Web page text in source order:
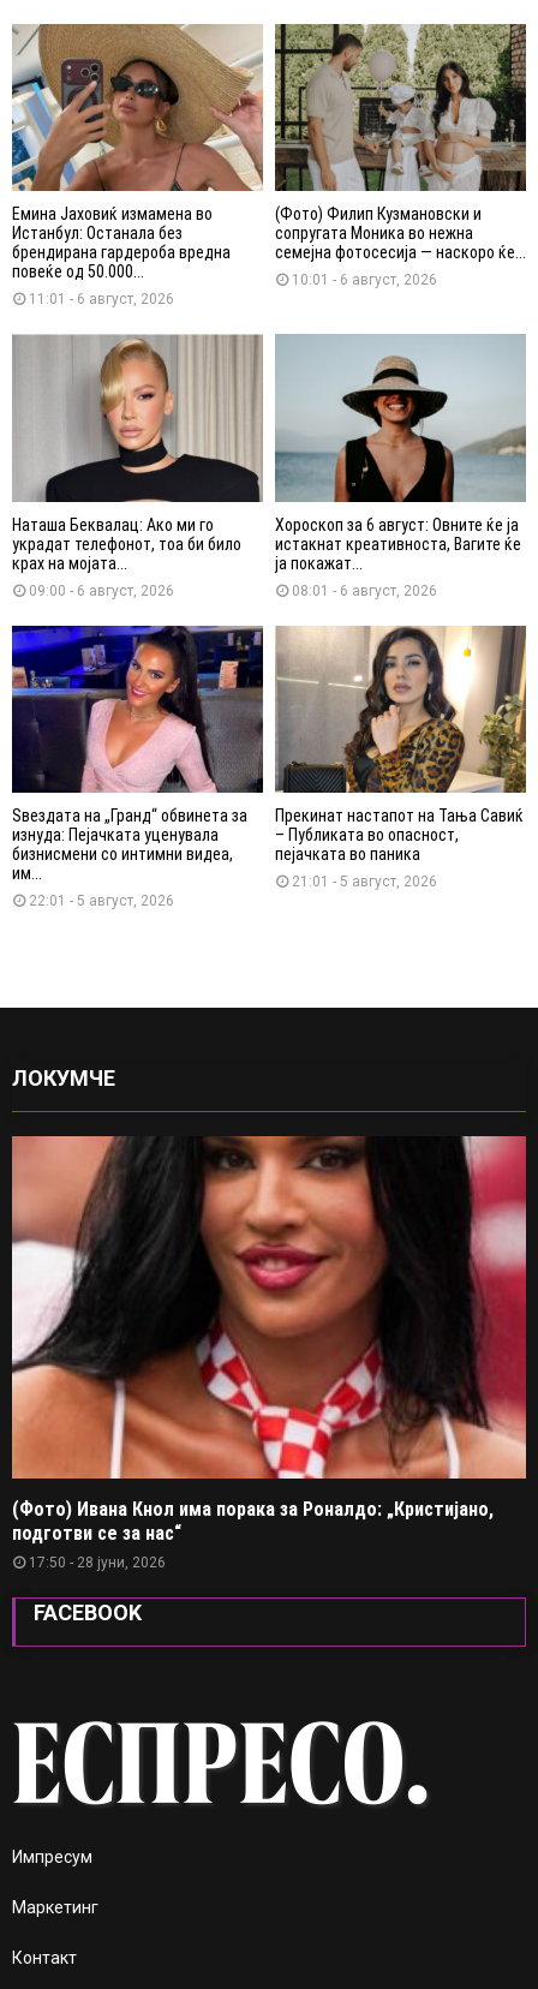
Емина Јаховиќ измамена во
Истанбул: Останала без
брендирана гардероба вредна
повеќе од 50.000...
11:01 - 6 август, 2026
(Фото) Филип Кузмановски и
сопругата Моника во нежна
семејна фотосесија — наскоро ќе...
10:01 - 6 август, 2026
Наташа Беквалац: Ако ми го
украдат телефонот, тоа би било
крах на мојата...
09:00 - 6 август, 2026
Хороскоп за 6 август: Овните ќе ја
истакнат креативноста, Вагите ќе
ја покажат...
08:01 - 6 август, 2026
Ѕвездата на „Гранд“ обвинета за
изнуда: Пејачката уценувала
бизнисмени со интимни видеа,
им...
22:01 - 5 август, 2026
Прекинат настапот на Тања Савиќ
– Публиката во опасност,
пејачката во паника
21:01 - 5 август, 2026
ЛОКУМЧЕ
(Фото) Ивана Кнол има порака за Роналдо: „Кристијано,
подготви се за нас“
17:50 - 28 јуни, 2026
FACEBOOK
Импресум
Маркетинг
Контакт